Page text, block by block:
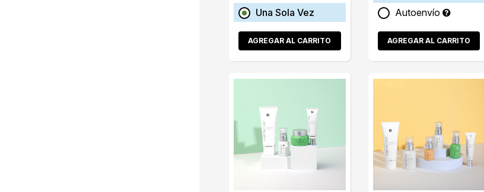
Una Sola Vez
AGREGAR AL CARRITO
Autoenvío
AGREGAR AL CARRITO